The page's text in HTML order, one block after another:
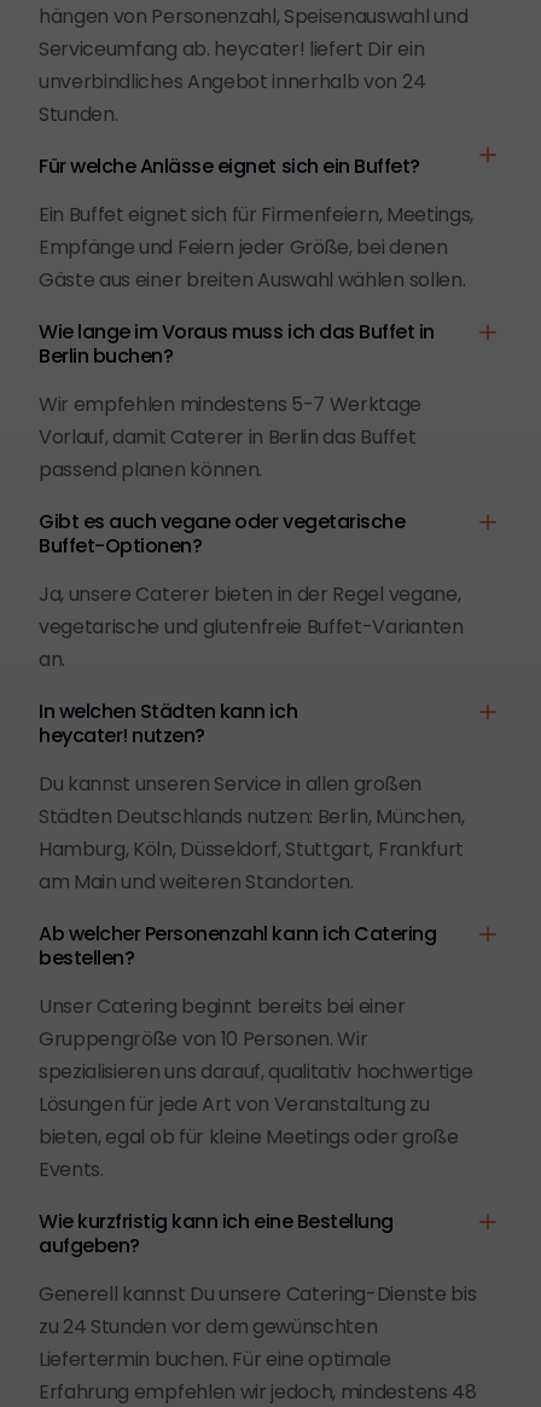
hängen von Personenzahl, Speisenauswahl und
Serviceumfang ab. heycater! liefert Dir ein
unverbindliches Angebot innerhalb von 24
Stunden.
Für welche Anlässe eignet sich ein Buffet?
Ein Buffet eignet sich für Firmenfeiern, Meetings,
Empfänge und Feiern jeder Größe, bei denen
Gäste aus einer breiten Auswahl wählen sollen.
Wie lange im Voraus muss ich das Buffet in
Berlin buchen?
Wir empfehlen mindestens 5-7 Werktage
Vorlauf, damit Caterer in Berlin das Buffet
passend planen können.
Gibt es auch vegane oder vegetarische
Buffet-Optionen?
Ja, unsere Caterer bieten in der Regel vegane,
vegetarische und glutenfreie Buffet-Varianten
an.
In welchen Städten kann ich
heycater! nutzen?
Du kannst unseren Service in allen großen
Städten Deutschlands nutzen: Berlin, München,
Hamburg, Köln, Düsseldorf, Stuttgart, Frankfurt
am Main und weiteren Standorten.
Ab welcher Personenzahl kann ich Catering
bestellen?
Unser Catering beginnt bereits bei einer
Gruppengröße von 10 Personen. Wir
spezialisieren uns darauf, qualitativ hochwertige
Lösungen für jede Art von Veranstaltung zu
bieten, egal ob für kleine Meetings oder große
Events.
Wie kurzfristig kann ich eine Bestellung
aufgeben?
Generell kannst Du unsere Catering-Dienste bis
zu 24 Stunden vor dem gewünschten
Liefertermin buchen. Für eine optimale
Erfahrung empfehlen wir jedoch, mindestens 48